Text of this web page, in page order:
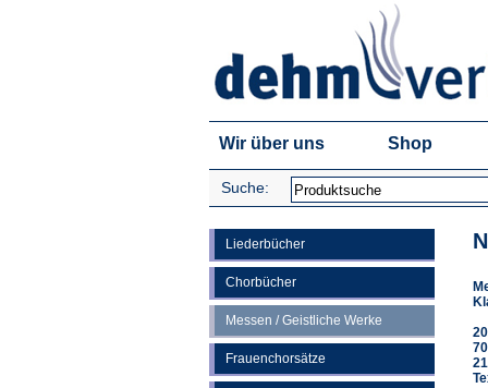
Wir über uns Shop
Suche:
Liederbücher
Chorbücher
Messen / Geistliche Werke
Frauenchorsätze